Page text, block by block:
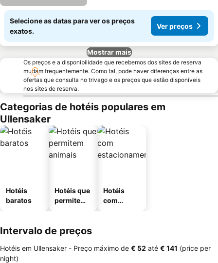
Selecione as datas para ver os preços
exatos.
Ver preços
Mostrar mais
Os preços e a disponibilidade que recebemos dos sites de reserva
mudam frequentemente. Como tal, pode haver diferenças entre as
ofertas que consulta no trivago e os preços que estão disponíveis
nos sites de reserva.
Categorias de hotéis populares em
Ullensaker
Hotéis
baratos
Hotéis que
permitem
Hotéis
com
Intervalo de preços
Hotéis em Ullensaker - Preço máximo de ‎€ 52 até ‎€ 141 (price per
night)